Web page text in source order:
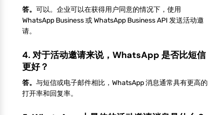
答。 可以。企业可以在获得用户同意的情况下，使用
WhatsApp Business 或 WhatsApp Business API 发送活动邀
请。
4. 对于活动邀请来说，WhatsApp 是否比短信
更好？
答。 与短信或电子邮件相比，WhatsApp 消息通常具有更高的
打开率和回复率。